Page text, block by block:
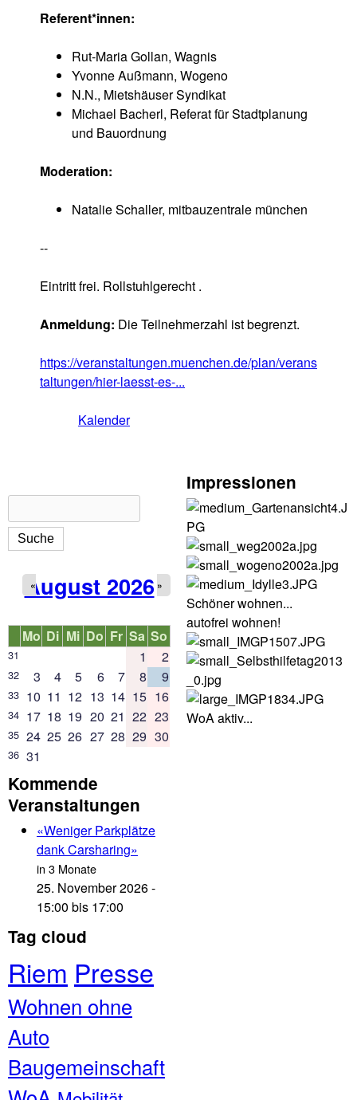
Referent*innen:
Rut-Maria Gollan, Wagnis
Yvonne Außmann, Wogeno
N.N., Mietshäuser Syndikat
Michael Bacherl, Referat für Stadtplanung
und Bauordnung
Moderation:
Natalie Schaller, mitbauzentrale münchen
--
Eintritt frei. Rollstuhlgerecht .
Anmeldung: Die Teilnehmerzahl ist begrenzt.
https://veranstaltungen.muenchen.de/plan/verans
taltungen/hier-laesst-es-...
Kalender
Suchformular
August 2026
« »
Mo Di Mi Do Fr Sa So
31 1 2
32 3 4 5 6 7 8 9
33 10 11 12 13 14 15 16
34 17 18 19 20 21 22 23
35 24 25 26 27 28 29 30
36 31
Kommende
Veranstaltungen
«Weniger Parkplätze
dank Carsharing»
in 3 Monate
25. November 2026 -
15:00 bis 17:00
Tag cloud
Riem Presse
Wohnen ohne
Auto
Baugemeinschaft
Impressionen
Schöner wohnen...
autofrei wohnen!
WoA aktiv...